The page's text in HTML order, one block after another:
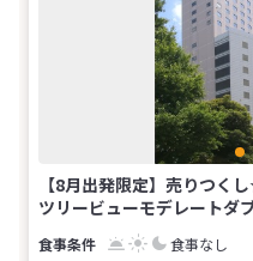
【8月出発限定】売りつ
ツリービューモデレートダ
食事なし